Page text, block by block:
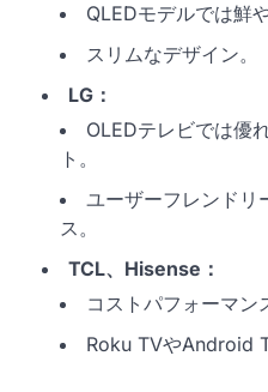
QLEDモデルでは鮮
スリムなデザイン。
LG：
OLEDテレビでは優
ト。
ユーザーフレンドリ
ス。
TCL、Hisense：
コストパフォーマン
Roku TVやAndroid